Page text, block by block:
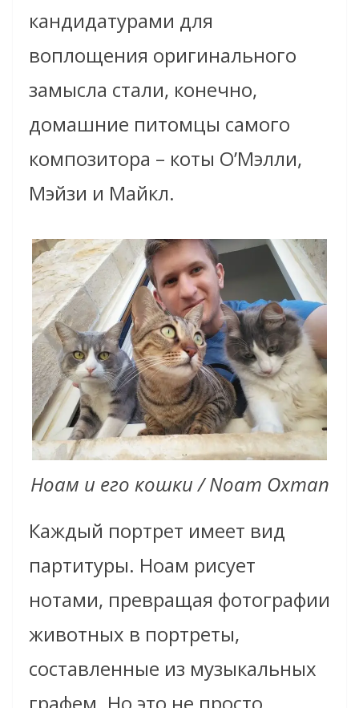
кандидатурами для
воплощения оригинального
замысла стали, конечно,
домашние питомцы самого
композитора – коты О’Мэлли,
Мэйзи и Майкл.
Ноам и его кошки / Noam Oxman
Каждый портрет имеет вид
партитуры. Ноам рисует
нотами, превращая фотографии
животных в портреты,
составленные из музыкальных